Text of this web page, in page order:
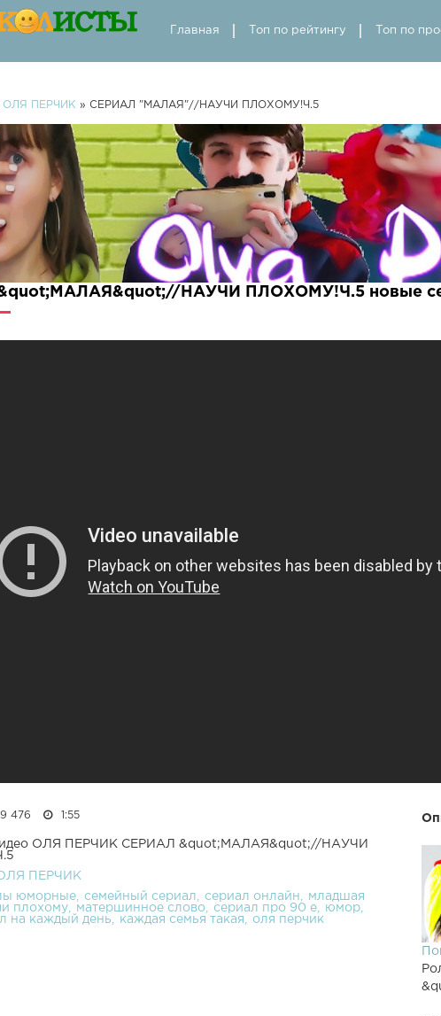
Главная Топ по рейтингу Топ по
ОЛЯ ПЕРЧИК » СЕРИАЛ "МАЛАЯ"//НАУЧИ ПЛОХОМУ!Ч.5
НАУЧИ ПЛОХОМУ!Ч.5 новые
9 476 1:55
ОЛЯ ПЕРЧИК СЕРИАЛ &quot;МАЛАЯ&quot;//НАУЧИ
ПЕРЧИК
юморные семейный сериал сериал онлайн
младшая
плохому матершинное слово сериал про 90 е
юмор
на каждый день каждая семья такая оля перчик